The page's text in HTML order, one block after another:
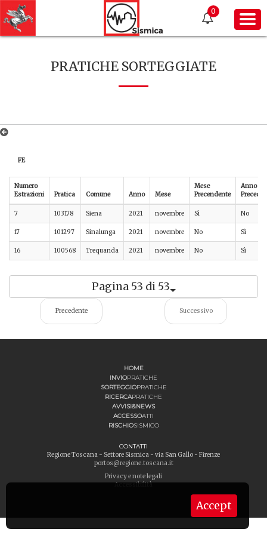
0
PRATICHE SORTEGGIATE
FE
Numero
Estrazioni
Pratica Comune Anno Mese
Mese
Precendente
Anno
7 103178 Siena 2021 novembre Sì No
17 101297 Sinalunga 2021 novembre No Sì
16 100568 Trequanda 2021 novembre No Sì
Pagina 53 di 53
Precedente Successivo
Accept
HOME
INVIOPRATICHE
SORTEGGIOPRATICHE
RICERCAPRATICHE
AVVISI&NEWS
ACCESSOATTI
RISCHIOSISMICO
CONTATTI
Regione Toscana - Settore Sismica - via San Gallo - Firenze
portos@regione.toscana.it
Privacy e note legali
Accessibilità